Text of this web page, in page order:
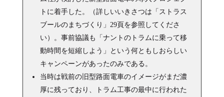
トに着手した。（詳しいいきさつは「ストラス
ブールのまちづくり」29頁を参照してくださ
い）。事前協議も「ナントのトラムに乗って移
動時間を短縮しよう」という何ともしおらしい
キャンペーンがあったのみである。
当時は戦前の旧型路面電車のイメージがまだ濃
厚に残っており、トラム工事の最中に行われた